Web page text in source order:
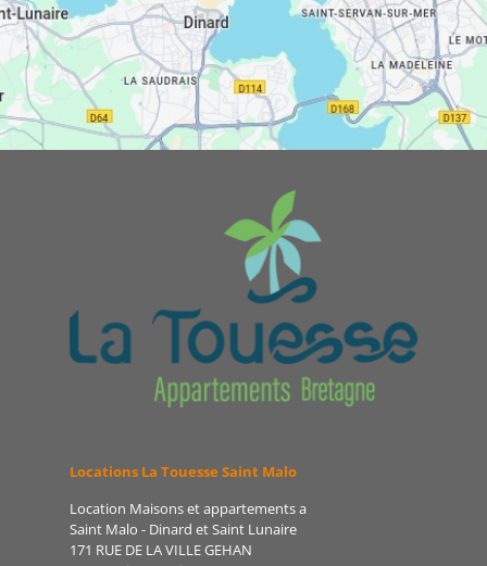
Locations La Touesse Saint Malo
Location Maisons et appartements a
Saint Malo - Dinard et Saint Lunaire
171 RUE DE LA VILLE GEHAN